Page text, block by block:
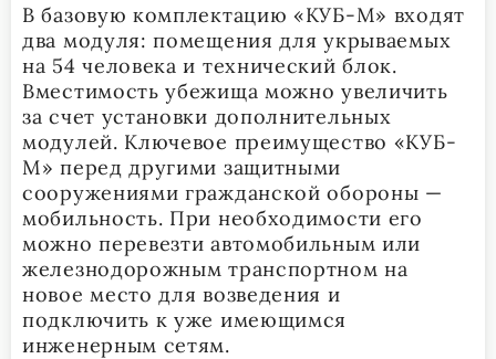
В базовую комплектацию «КУБ-М» входят
два модуля: помещения для укрываемых
на 54 человека и технический блок.
Вместимость убежища можно увеличить
за счет установки дополнительных
модулей. Ключевое преимущество «КУБ-
М» перед другими защитными
сооружениями гражданской обороны —
мобильность. При необходимости его
можно перевезти автомобильным или
железнодорожным транспортном на
новое место для возведения и
подключить к уже имеющимся
инженерным сетям.